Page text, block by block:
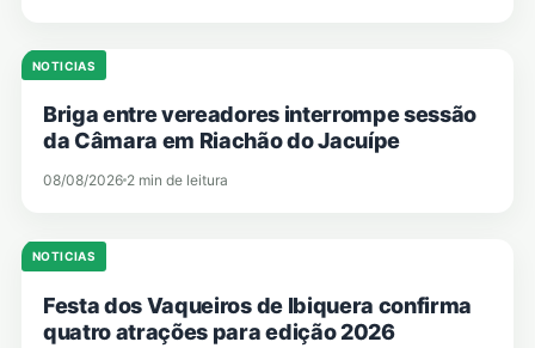
NOTICIAS
Briga entre vereadores interrompe sessão
da Câmara em Riachão do Jacuípe
08/08/2026 2 min de leitura
NOTICIAS
Festa dos Vaqueiros de Ibiquera confirma
quatro atrações para edição 2026